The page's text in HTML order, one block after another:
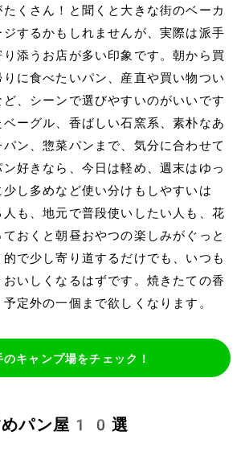
くさん！と聞くと大きな街のベーカ
ジするかもしれませんが、実際は派手
添うお店が多い印象です。朝から買
に食べたいパン、産直や買い物つい
、シーンで選びやすいのがいいです
ーグル、香ばしい石窯系、素朴なあ
ン、惣菜パンまで、気分に合わせて
好きなら、今日は軽め、週末はゆっ
少し多めなど使い分けもしやすいは
も、地元で普段使いしたい人も、花
おくと朝昼おやつの楽しみがぐっと
で少し寄り道するだけでも、いつも
いしくなるはずです。焼きたての香
定外の一個まで欲しくなります。
のキャンプ場をチェック！
めパン屋10選